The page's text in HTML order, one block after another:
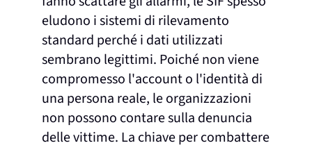
eludono i sistemi di rilevamento
standard perché i dati utilizzati
sembrano legittimi. Poiché non viene
compromesso l'account o l'identità di
una persona reale, le organizzazioni
non possono contare sulla denuncia
delle vittime. La chiave per combattere